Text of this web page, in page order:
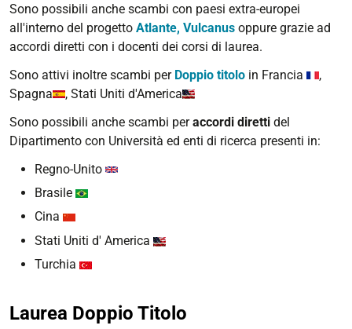
Sono possibili anche scambi con paesi extra-europei
all'interno del progetto Atlante, Vulcanus oppure grazie ad
accordi diretti con i docenti dei corsi di laurea.
Sono attivi inoltre scambi per Doppio titolo in Francia
,
Spagna
, Stati Uniti d'America
Sono possibili anche scambi peraccordi diretti del
Dipartimento con Università ed enti di ricerca presenti in:
Regno-Unito
Brasile
Cina
Stati Uniti d' America
Turchia
Laurea Doppio Titolo